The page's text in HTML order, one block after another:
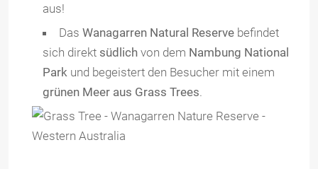
aus!
DasWanagarren Natural Reserve befindet
sich direkt südlich von dem Nambung National
Park und begeistert den Besucher mit einem
grünen Meer aus Grass Trees.